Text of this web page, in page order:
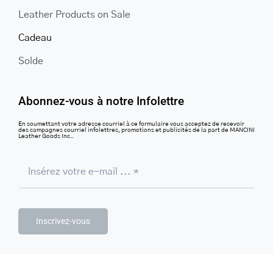
Leather Products on Sale
Cadeau
Solde
Abonnez-vous à notre Infolettre
En soumettant votre adresse courriel à ce formulaire vous acceptez de recevoir
des campagnes courriel infolettres, promotions et publicités de la part de MANCINI
Leather Goods Inc..
Inscrivez-vous